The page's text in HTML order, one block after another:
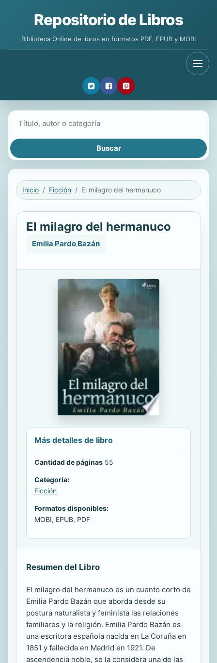
Repositorio de Libros
Biblioteca Online de libros en formatos PDF, EPUB y MOBI
Inicio Ficción El milagro del hermanuco
El milagro del hermanuco
Emilia Pardo Bazán
Más detalles de libro
Cantidad de páginas 55
Categoría:
Ficción
Formatos disponibles:
MOBI, EPUB, PDF
Resumen del Libro
El milagro del hermanuco es un cuento corto de
Emilia Pardo Bazán que aborda desde su
postura naturalista y feminista las relaciones
familiares y la religión. Emilia Pardo Bazán es
una escritora española nacida en La Coruña en
1851 y fallecida en Madrid en 1921. De
ascendencia noble, se la considera una de las